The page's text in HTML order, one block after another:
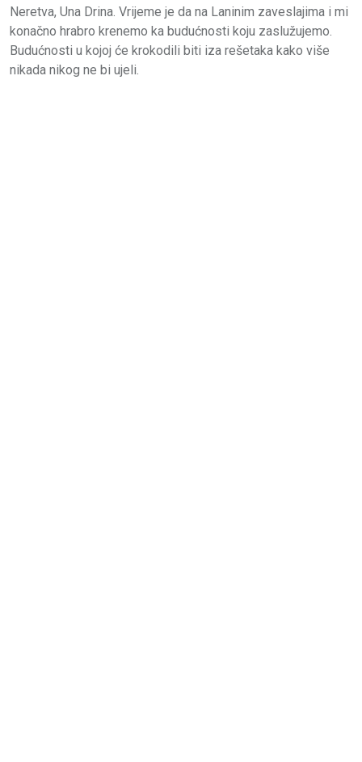
Neretva, Una Drina. Vrijeme je da na Laninim zaveslajima i mi
konačno hrabro krenemo ka budućnosti koju zaslužujemo.
Budućnosti u kojoj će krokodili biti iza rešetaka kako više
nikada nikog ne bi ujeli.